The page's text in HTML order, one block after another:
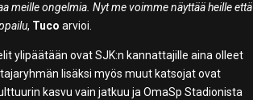
meille ongelmia. Nyt me voimme näyttää heille että
, Tuco arvioi.
ylipäätään ovat SJK:n kannattajille aina olleet
lisäksi myös muut katsojat ovat
kasvu vain jatkuu ja OmaSp Stadionista